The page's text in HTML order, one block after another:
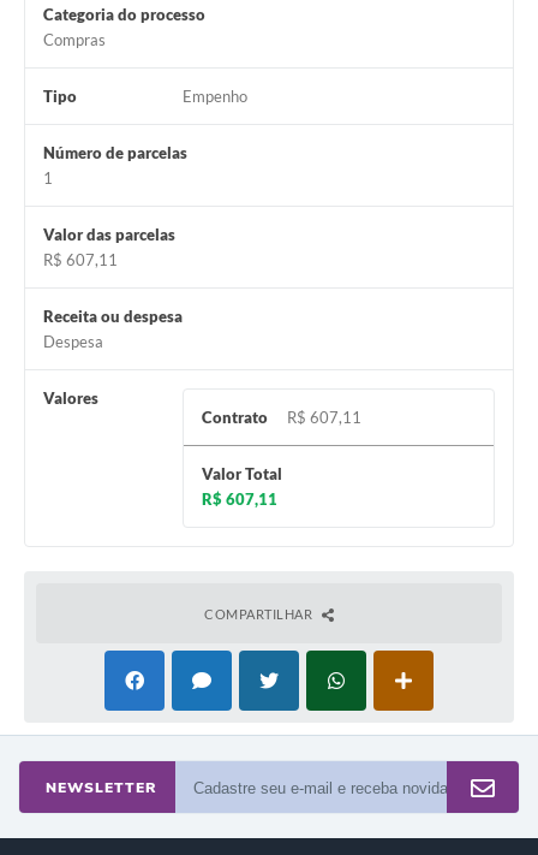
Conselhos Municipais
Projetos
Editais
Links
Serviços Online
A Prefeitura
Enquete
Categoria do processo
Compras
Tipo Empenho
Número de parcelas
1
Valor das parcelas
R$ 607,11
Receita ou despesa
Despesa
Valores
Contrato
R$ 607,11
Valor Total
R$ 607,11
COMPARTILHAR
NEWSLETTER